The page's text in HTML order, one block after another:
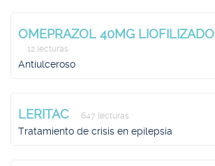
OMEPRAZOL 40MG LIOFILIZADO
12 lecturas
Antiulceroso
LERITAC 647 lecturas
Tratamiento de crisis en epilepsia